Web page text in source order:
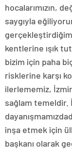
hocalarımızın,
saygıyla
kentlerine ışık
bizim için paha
risklerine karşı
ilerlememiz,
sağlam temeldir.
inşa etmek için
başkanı olarak